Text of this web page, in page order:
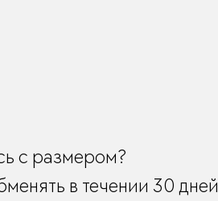
с размером?
в течении 30 дней